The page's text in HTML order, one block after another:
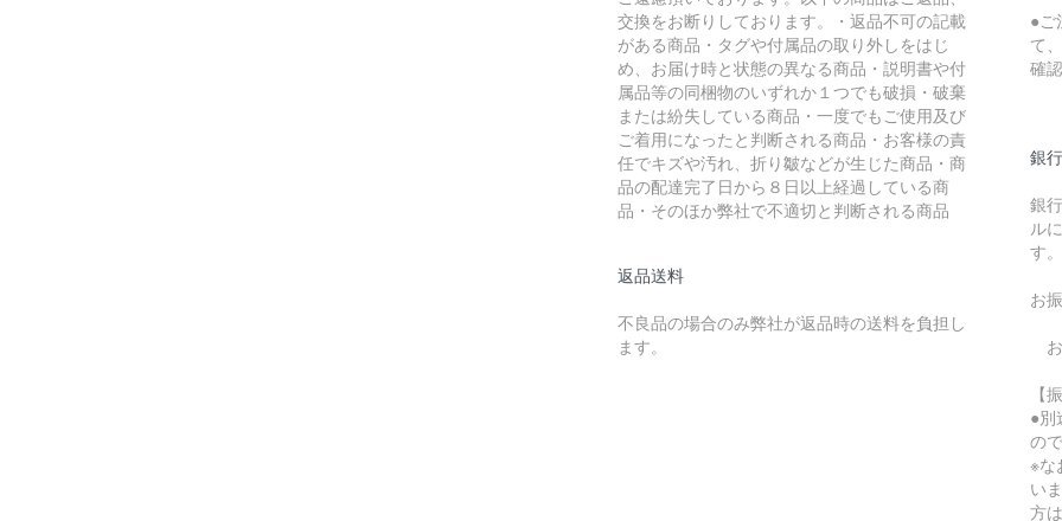
交換をお断りしております。・返品不可の記載
がある商品・タグや付属品の取り外しをはじ
め、お届け時と状態の異なる商品・説明書や付
属品等の同梱物のいずれか１つでも破損・破棄
または紛失している商品・一度でもご使用及び
ご着用になったと判断される商品・お客様の責
任でキズや汚れ、折り皺などが生じた商品・商
品の配達完了日から８日以上経過している商
品・そのほか弊社で不適切と判断される商品
返品送料
不良品の場合のみ弊社が返品時の送料を負担し
ます。
●ご
て
確
銀
銀
ル
す。
お
【
●別
の
※な
い
方